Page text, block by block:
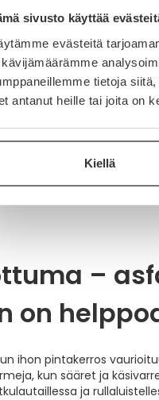
sivusto käyttää
evästeitä
kävijämäärämme
tietoja
antanut heille tai joita on
Kiellä
HANSAPLAST
ERI TUOTETTA 1 KPL
15,90 €
–
on
ihon pintakerros
kun sääret ja
ja